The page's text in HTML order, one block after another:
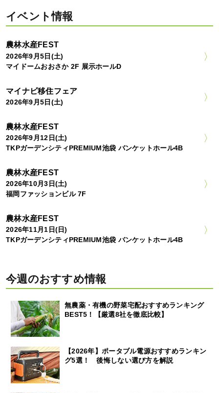
イベント情報
農林水産FEST
2026年9月5日(土)
マイドームおおさか 2F 展示ホールD
マイナビ移住フェア
2026年9月5日(土)
農林水産FEST
2026年9月12日(土)
TKPガーデンシティPREMIUM池袋 バンケットホール4B
農林水産FEST
2026年10月3日(土)
福岡ファッションビル 7F
農林水産FEST
2026年11月1日(日)
TKPガーデンシティPREMIUM池袋 バンケットホール4B
今週のおすすめ情報
無農薬・有機の野菜宅配おすすめランキング
BEST5！【厳選8社を徹底比較】
【2026年】ポータブル電源おすすめランキン
グ5選！ 後悔しない選び方を解説